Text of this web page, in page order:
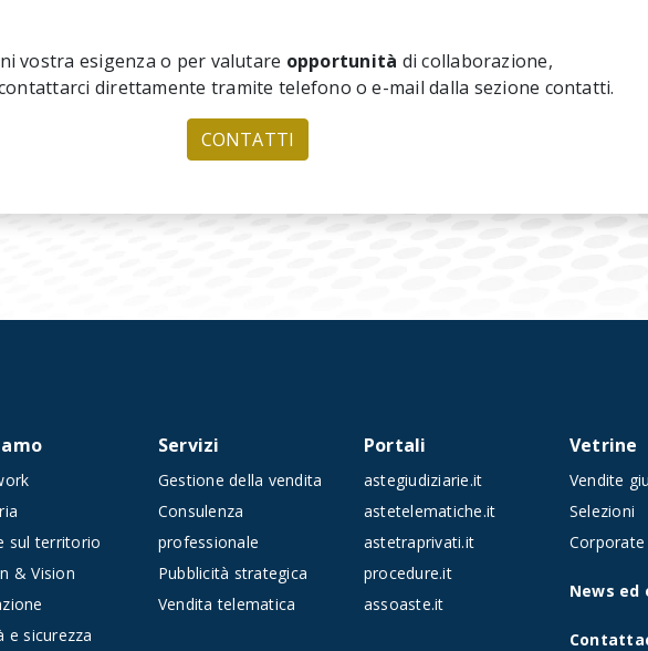
vostra esigenza o per valutare opportunità di collaborazione,
direttamente tramite telefono o e-mail dalla sezione contatti.
CONTATTI
sul territorio
& Vision
e sicurezza
Servizi
Gestione della vendita
Consulenza
professionale
Pubblicità strategica
Vendita telematica
Portali
astegiudiziarie.it
astetelematiche.it
astetraprivati.it
procedure.it
assoaste.it
Vetrine
Vendite
Selezioni
News ed